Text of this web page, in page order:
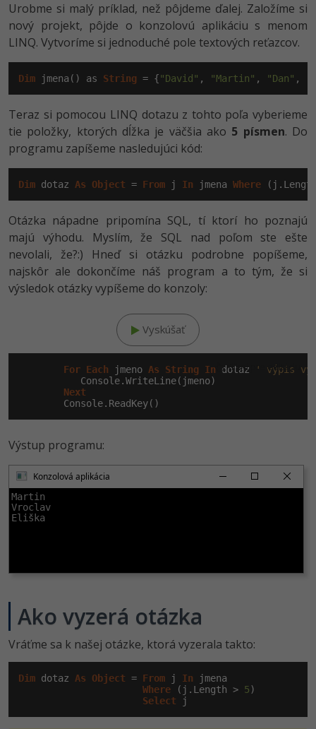
Fórum
Linux a UNIX
Siete
Kybernetická bezpečnost
Fotografovanie -80%
Video
Ostatné
Fórum
Urobme si malý príklad, než pôjdeme ďalej. Založíme si
nový projekt, pôjde o konzolovú aplikáciu s menom
LINQ. Vytvoríme si jednoduché pole textových reťazcov.
Dim jmena() as String = {"David" , "Martin" , "Dan" ,
Teraz si pomocou LINQ dotazu z tohto poľa vyberieme
tie položky, ktorých dĺžka je väčšia ako 5 písmen. Do
programu zapíšeme nasledujúci kód:
Dim dotaz As Object = From j In jmena Where
Otázka nápadne pripomína SQL, tí ktorí ho poznajú
majú výhodu. Myslím, že SQL nad poľom ste ešte
nevolali, že?:) Hneď si otázku podrobne popíšeme,
najskôr ale dokončíme náš program a to tým, že si
výsledok otázky vypíšeme do konzoly:
Vyskúšať
Klikni pre editáciu
For Each jmeno As String In dotaz
' výpis
           Console.WriteLine(jmeno)
Next
Výstup programu:
Konzolová aplikácia
Martin
Vroclav
Eliška
Ako vyzerá otázka
Vráťme sa k našej otázke, ktorá vyzerala takto:
Dim dotaz As Object = From j In jmena
Where (j.Length > 5)
Select j